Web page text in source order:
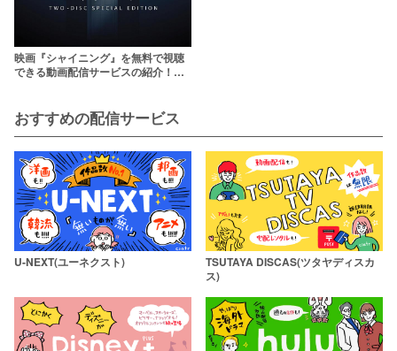
映画『シャイニング』を無料で視聴
できる動画配信サービスの紹介！
おすすめの配信サービス
U-NEXT(ユーネクスト)
TSUTAYA DISCAS(ツタヤディスカ
ス)